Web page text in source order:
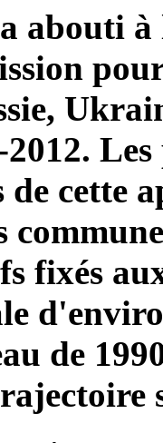
a abouti
de cette
fixés
de